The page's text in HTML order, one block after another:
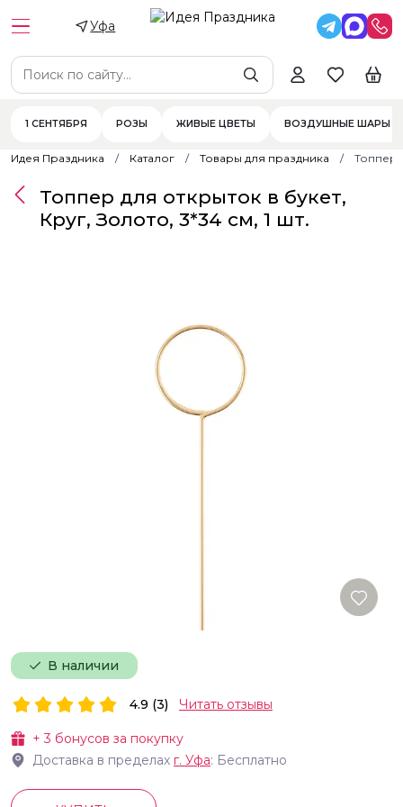
Уфа
1 СЕНТЯБРЯ РОЗЫ ЖИВЫЕ ЦВЕТЫ ВОЗДУШНЫЕ ШАРЫ
Идея Праздника Каталог Товары для праздника Топпер
В наличии
Топпер для открыток в букет,
Круг, Золото, 3*34 см, 1 шт.
+3 бонусов за покупку
Доставка в пределах г. Уфа: Бесплатно
4.9 (3) Читать отзывы